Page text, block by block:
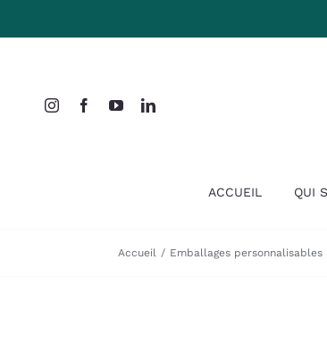
au
ACCUEIL QUI
Accueil Emballages personnalisables